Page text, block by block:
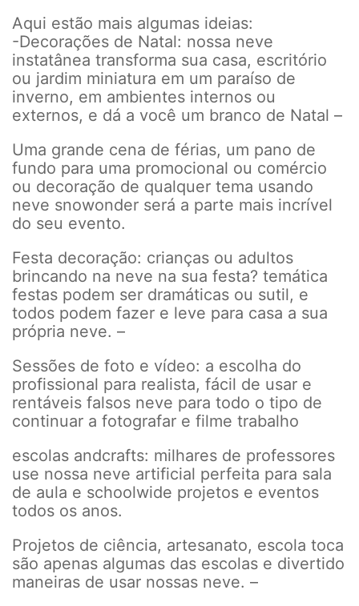
Aqui estão mais algumas ideias:
-Decorações de Natal: nossa neve
instatânea transforma sua casa, escritório
ou jardim miniatura em um paraíso de
inverno, em ambientes internos ou
externos, e dá a você um branco de Natal –
Uma grande cena de férias, um pano de
fundo para uma promocional ou comércio
ou decoração de qualquer tema usando
neve snowonder será a parte mais incrível
do seu evento.
Festa decoração: crianças ou adultos
brincando na neve na sua festa? temática
festas podem ser dramáticas ou sutil, e
todos podem fazer e leve para casa a sua
própria neve. –
Sessões de foto e vídeo: a escolha do
profissional para realista, fácil de usar e
rentáveis falsos neve para todo o tipo de
continuar a fotografar e filme trabalho
escolas andcrafts: milhares de professores
use nossa neve artificial perfeita para sala
de aula e schoolwide projetos e eventos
todos os anos.
Projetos de ciência, artesanato, escola toca
são apenas algumas das escolas e divertido
maneiras de usar nossas neve. –